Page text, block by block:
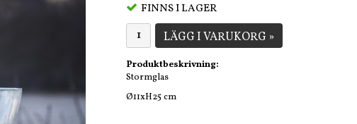
FINNS I LAGER
LÄGG I VARUKORG »
Produktbeskrivning:
Stormglas
Ø11xH25 cm